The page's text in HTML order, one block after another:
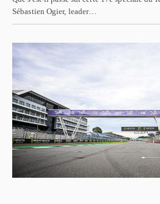
Sébastien Ogier, leader…